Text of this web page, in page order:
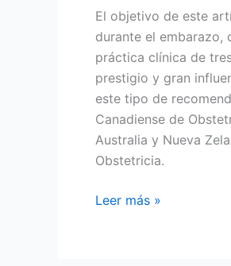
hydration
in
relation
to
physical
exercise
during
pregnancy
El objetivo de este
durante el embarazo,
práctica clínica de
prestigio y gran
este tipo de
Canadiense de
Australia y Nueva
Obstetricia.
Recomendaciones
Leer más »